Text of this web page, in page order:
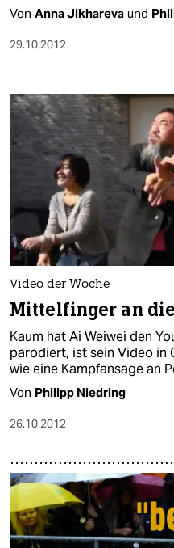
Von Anna Jikhareva und
29.10.2012
Video der Woche
Mittelfinger an
Kaum hat Ai Weiwei den
parodiert, ist sein Video in
wie eine Kampfansage an
Von Philipp Niedring
26.10.2012